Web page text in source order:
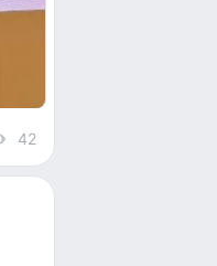
42